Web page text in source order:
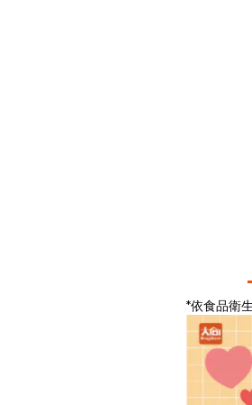
*依食品衛